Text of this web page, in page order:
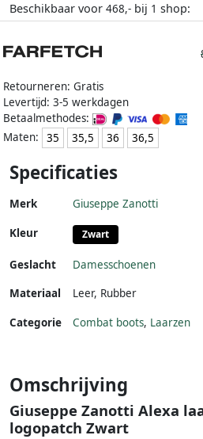
Beschikbaar voor 468,- bij 1 shop:
Retourneren: Gratis
Levertijd: 3-5 werkdagen
Betaalmethodes:
Maten:
35 35,5 36 36,5
Specificaties
Merk Giuseppe Zanotti
Kleur Zwart
Geslacht
Damesschoenen
Materiaal
Leer, Rubber
Categorie Combat boots, Laarzen
Omschrijving
Giuseppe Zanotti Alexa
logopatch Zwart